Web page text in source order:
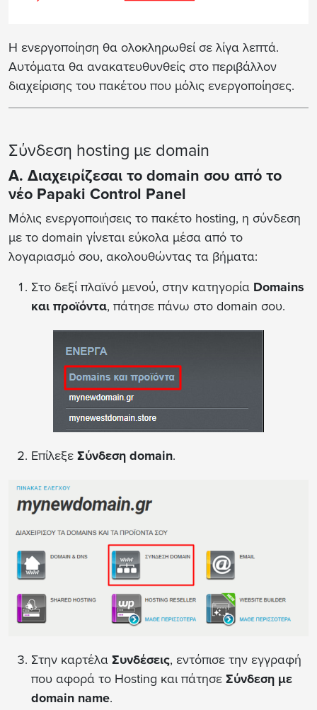
Η ενεργοποίηση θα ολοκληρωθεί σε λίγα λεπτά.
Αυτόματα θα ανακατευθυνθείς στο περιβάλλον
διαχείρισης του πακέτου που μόλις ενεργοποίησες.
Σύνδεση hosting με domain
Α. Διαχειρίζεσαι το domain σου από το
νέο Papaki Control Panel
Μόλις ενεργοποιήσεις το πακέτο hosting, η σύνδεση
με το domain γίνεται εύκολα μέσα από το
λογαριασμό σου, ακολουθώντας τα βήματα:
Στο δεξί πλαϊνό μενού, στην κατηγορία Domains
και προϊόντα, πάτησε πάνω στο domain σου.
Επίλεξε Σύνδεση domain.
Στην καρτέλα Συνδέσεις, εντόπισε την εγγραφή
που αφορά το Hosting και πάτησε Σύνδεση με
domain name.